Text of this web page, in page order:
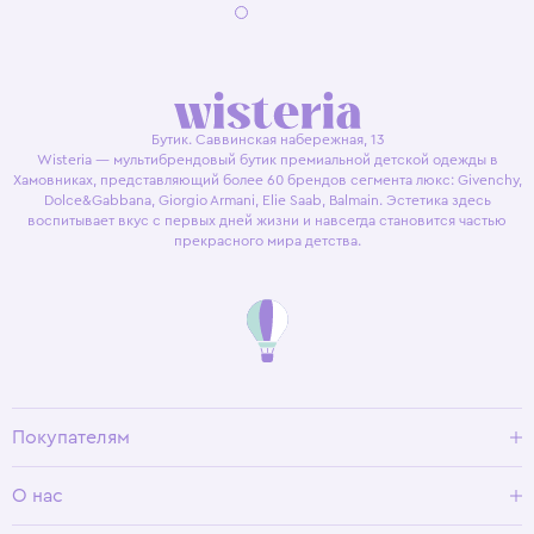
Бутик. Саввинская набережная, 13
Wisteria — мультибрендовый бутик премиальной детской одежды в
Хамовниках, представляющий более 60 брендов сегмента люкс: Givenchy,
Dolce&Gabbana, Giorgio Armani, Elie Saab, Balmain. Эстетика здесь
воспитывает вкус с первых дней жизни и навсегда становится частью
прекрасного мира детства.
Покупателям
Условия возврата
О нас